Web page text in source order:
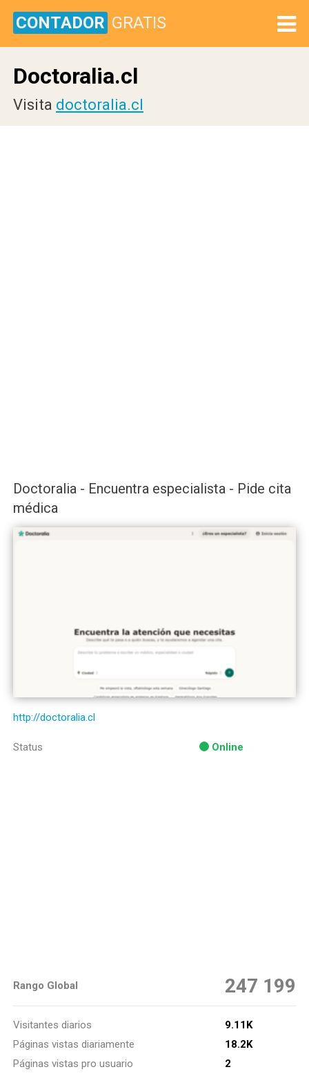
CONTADOR GRATIS
Doctoralia.cl
Visita doctoralia.cl
Doctoralia - Encuentra especialista - Pide cita
médica
http://doctoralia.cl
Status Online
Rango Global 247 199
Visitantes diarios
9.11K
Páginas vistas diariamente
18.2K
Páginas vistas pro usuario
2